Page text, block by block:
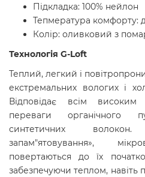
Підкладка: 100% нейлон
Тепмература комфорту:
Колір: оливковий з
Технологія G-Loft
Теплий, легкий і
екстремальних вологих і
Відповідає всім
переваги органічного
синтетичних
запам"ятовування»,
повертаються до їх
забезпечуючи теплом, навіть